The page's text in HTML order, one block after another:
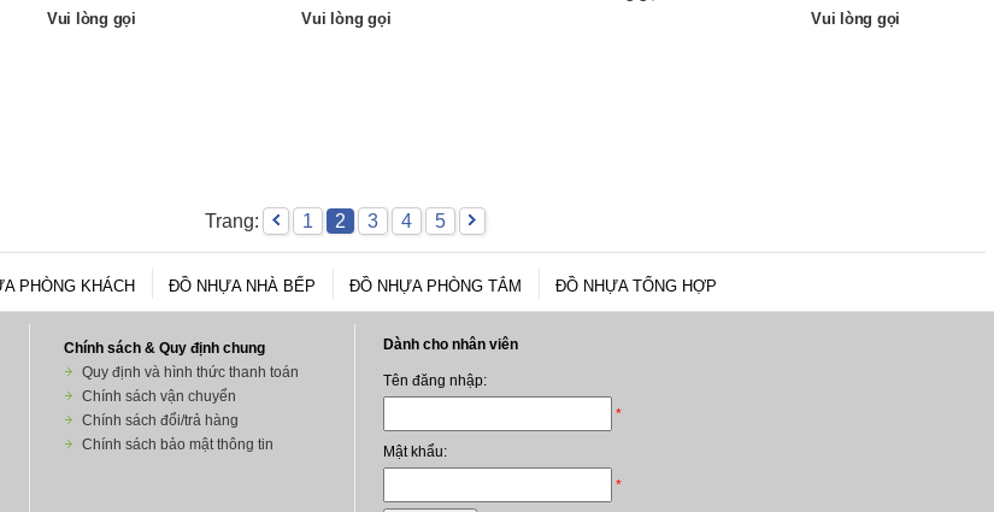
Vui lòng gọi Vui lòng gọi Vui lòng gọi
Trang: 1 2 3 4 5
PHÒNG KHÁCH ĐỒ NHỰA NHÀ BẾP ĐỒ NHỰA PHÒNG TẮM ĐỒ NHỰA TỔNG HỢP
Chính sách & Quy định chung
Quy định và hình thức thanh toán
Chính sách vận chuyển
Chính sách đổi/trả hàng
Chính sách bảo mật thông tin